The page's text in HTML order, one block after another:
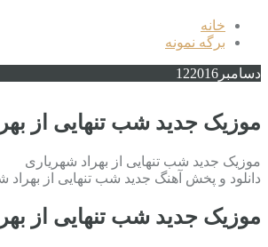
خانه
برگه نمونه
دسامبر 122016
موزیک جدید شب تنهایی از
موزیک جدید شب تنهایی از بهراد شهریاری
دانلود و پخش آهنگ جدید شب تنهایی از بهراد
موزیک جدید شب تنهایی از